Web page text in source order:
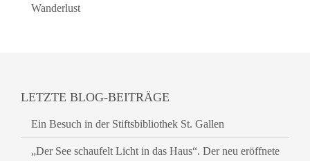
Wanderlust
LETZTE BLOG-BEITRÄGE
Ein Besuch in der Stiftsbibliothek St. Gallen
„Der See schaufelt Licht in das Haus“. Der neu eröffnete